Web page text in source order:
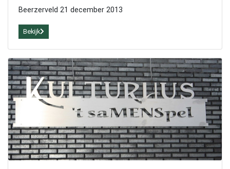
Beerzerveld 21 december 2013
Bekijk